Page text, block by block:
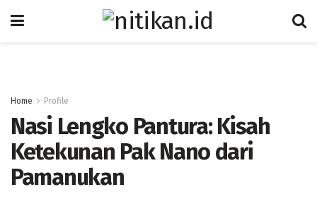
Home Profile
Nasi Lengko Pantura: Kisah
Ketekunan Pak Nano dari
Pamanukan